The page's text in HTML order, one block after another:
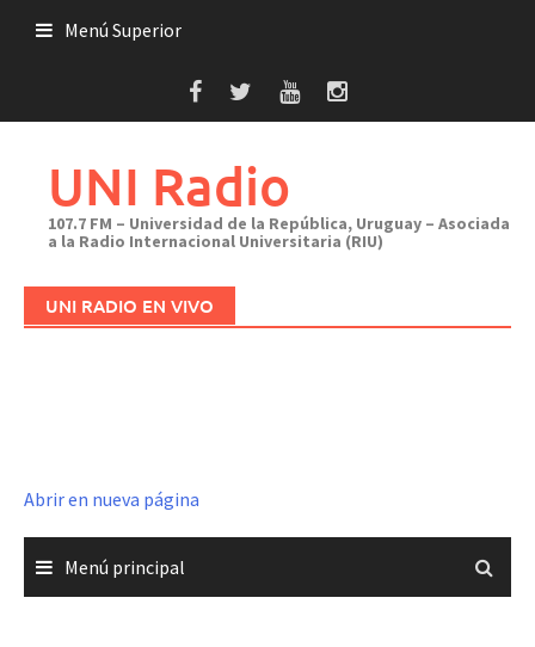
Menú Superior
UNI Radio
107.7 FM – Universidad de la República, Uruguay – Asociada
a la Radio Internacional Universitaria (RIU)
UNI RADIO EN VIVO
Abrir en nueva página
Menú principal